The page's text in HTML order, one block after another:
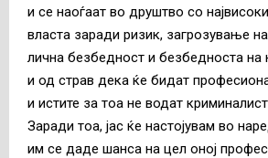
и се наоѓаат во друштво со
власта заради ризик, загрозување
лична безбедност и безбедноста на
и од страв дека ќе бидат
и истите за тоа не водат
Заради тоа, јас ќе настојувам во
им се даде шанса на цел оној